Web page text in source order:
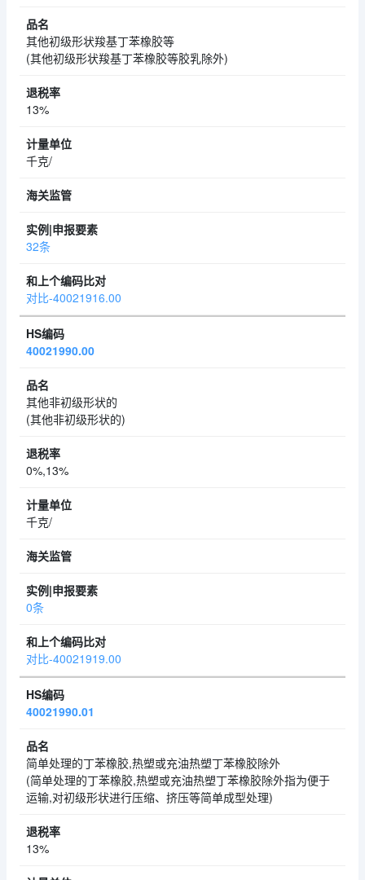
其他初级形状羧基丁苯橡胶等
(其他初级形状羧基丁苯橡胶等胶乳除外)
13%
千克/
32条
对比-40021916.00
40021990.00
其他非初级形状的
(其他非初级形状的)
0%,13%
千克/
0条
对比-40021919.00
40021990.01
简单处理的丁苯橡胶,热塑或充油热塑丁苯橡胶除外
(简单处理的丁苯橡胶,热塑或充油热塑丁苯橡胶除外指为便于
运输,对初级形状进行压缩、挤压等简单成型处理)
13%